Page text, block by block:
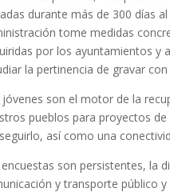
durante más de 300 días
tome medidas
por los ayuntamientos y
la pertinencia de gravar
jóvenes son el motor de la
pueblos para proyectos
así como una
son persistentes, la
y transporte público